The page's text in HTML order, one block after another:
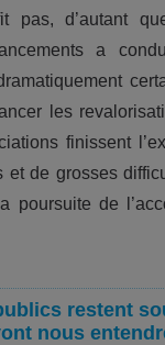
pas, d’autant
a
les
finissent
et de grosses
poursuite de
restent
nous